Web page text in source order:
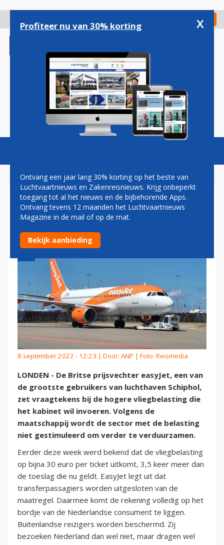
gaan
Check in
Magazine Podcasts Vacatures
EASYJET ZET VRAAGTEKENS
BIJ HOGERE VLIEGTAKS
8 september 2022 - 12:23 | Door: ANP | Foto: Reismedia
LONDEN - De Britse prijsvechter easyJet, een van
de grootste gebruikers van luchthaven Schiphol,
zet vraagtekens bij de hogere vliegbelasting die
het kabinet wil invoeren. Volgens de
maatschappij wordt de sector met de belasting
niet gestimuleerd om verder te verduurzamen.
Eerder deze week werd bekend dat de vliegbelasting
op bijna 30 euro per ticket uitkomt, 3,5 keer meer dan
de toeslag die nu geldt. EasyJet legt uit dat
transferpassagiers worden uitgesloten van de
maatregel. Daarmee komt de rekening volledig op het
bordje van de Nederlandse consument te liggen.
Buitenlandse reizigers worden beschermd. Zij
bezoeken Nederland dan wel niet, maar dragen wel
Profiteer nu van 30% korting x
Ontvang een jaar lang 30% korting op het beste van
Luchtvaartnieuws en Zakenreisnieuws. Krijg onbeperkt
toegang tot al het nieuws en de bijbehorende Apps.
Ontvang tevens 12 maanden het Luchtvaartnieuws
Magazine in de mail of op de mat.
Bekijk aanbieding